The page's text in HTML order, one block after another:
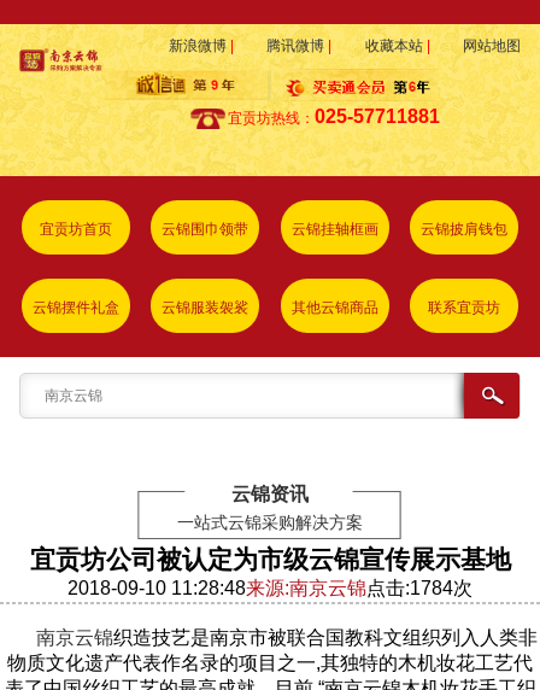
新浪微博| 腾讯微博| 收藏本站| 网站地图
宜贡坊热线：025-57711881
宜贡坊首页 云锦围巾领带 云锦挂轴框画 云锦披肩钱包
云锦摆件礼盒 云锦服装袈裟 其他云锦商品 联系宜贡坊
云锦资讯
一站式云锦采购解决方案
宜贡坊公司被认定为市级云锦宣传展示基地
2018-09-10 11:28:48来源:南京云锦点击:1784次
南京云锦织造技艺是南京市被联合国教科文组织列入人类非
物质文化遗产代表作名录的项目之一,其独特的木机妆花工艺代